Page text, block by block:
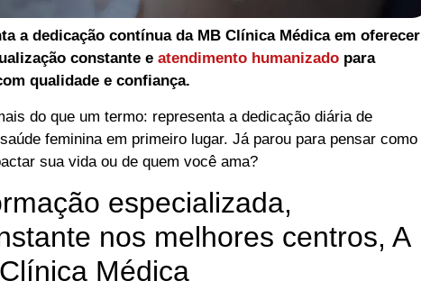
a dedicação contínua da MB Clínica Médica em oferecer
constante eatendimento humanizado para
qualidade e confiança.
do que um termo: representa a dedicação diária de
feminina em primeiro lugar. Já parou para pensar como
sua vida ou de quem você ama?
especializada,
nos melhores centros, A
Médica